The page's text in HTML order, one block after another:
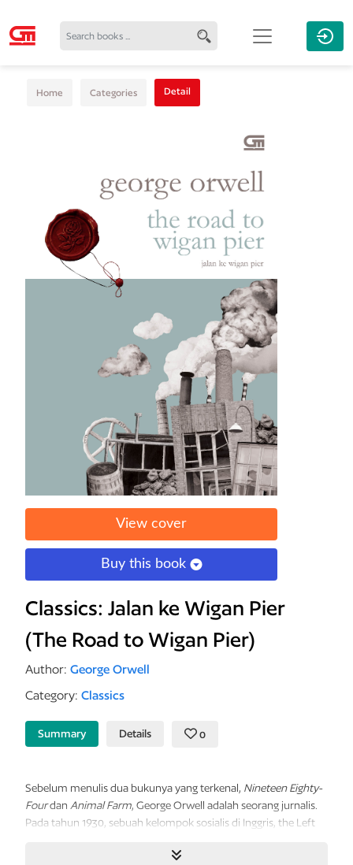
Home Categories Detail
View cover
Buy this book
Classics: Jalan ke Wigan Pier
(The Road to Wigan Pier)
Author: George Orwell
Category: Classics
Summary Details 0
Sebelum menulis dua bukunya yang terkenal, Nineteen Eighty-
Fourdan Animal Farm, George Orwell adalah seorang jurnalis.
Pada tahun 1930, sebuah kelompok sosialis di Inggris, the Left
pengangguran massal di wilayah industri di utara Inggris.